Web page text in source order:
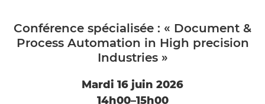
Conférence spécialisée : « Document &
Process Automation in High precision
Industries »
Mardi 16 juin 2026
14h00–15h00